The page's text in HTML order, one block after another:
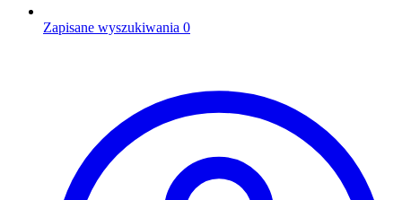
Zapisane wyszukiwania 0